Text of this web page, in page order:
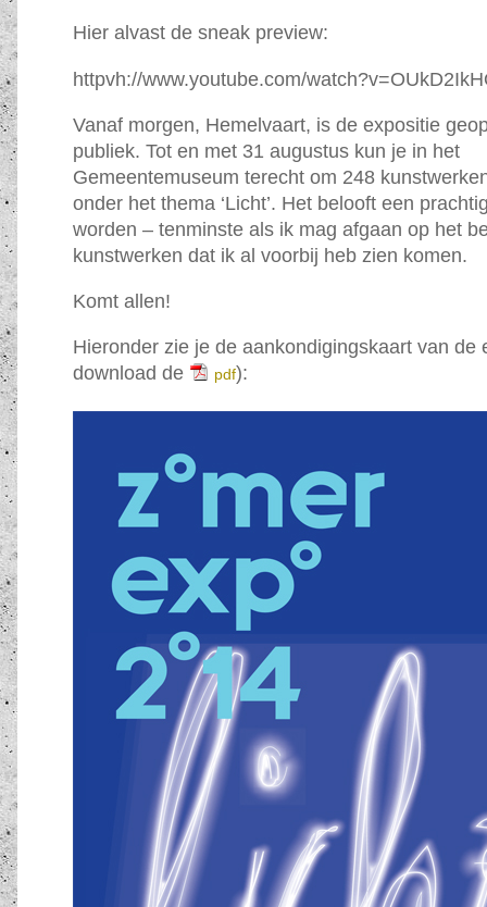
Hier alvast de sneak preview:
httpvh://www.youtube.com/
Vanaf morgen, Hemelvaart, is de expositie
publiek. Tot en met 31 augustus kun je in het
Gemeentemuseum terecht om 248
onder het thema ‘Licht’. Het belooft een
worden – tenminste als ik mag afgaan op het
kunstwerken dat ik al voorbij heb zien komen.
Komt allen!
Hieronder zie je de aankondigingskaart van de
download de
pdf):